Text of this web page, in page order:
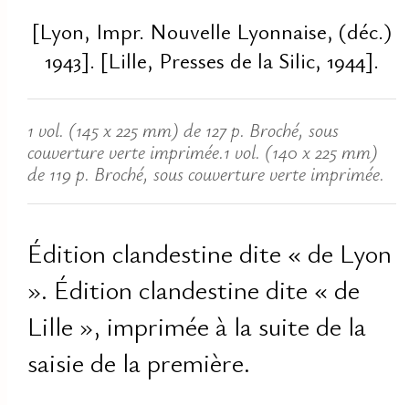
[Lyon, Impr. Nouvelle Lyonnaise, (déc.)
1943]. [Lille, Presses de la Silic, 1944].
1 vol. (145 x 225 mm) de 127 p. Broché, sous
couverture verte imprimée.1 vol. (140 x 225 mm)
de 119 p. Broché, sous couverture verte imprimée.
Édition clandestine dite « de Lyon
». Édition clandestine dite « de
Lille », imprimée à la suite de la
saisie de la première.